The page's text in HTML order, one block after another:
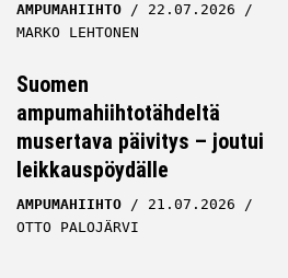
AMPUMAHIIHTO
22.07.2026
MARKO LEHTONEN
Suomen
ampumahiihtotähdeltä
musertava päivitys – joutui
leikkauspöydälle
AMPUMAHIIHTO
21.07.2026
OTTO PALOJÄRVI